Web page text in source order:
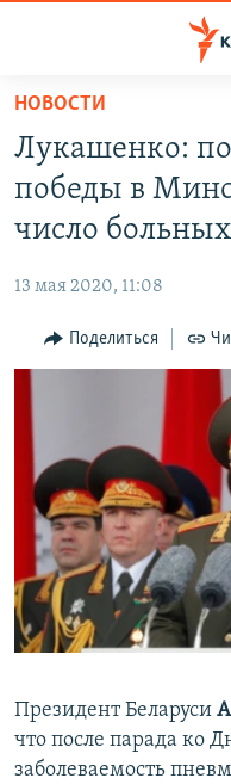
Вернуться
основному
содержанию
главной
Вернутся
поиску
СПЕЦПРОЕКТЫ
11 ЛЕТ ОККУПАЦИИ
ЕЩЕ
ИНТЕРАКТИВ
ТЕЛЕПРОЕКТ
СОВЕТЫ
ПРОПАВШИЕ БЕЗ ВЕСТИ
ПОБЕДИТЕЛЕЙ НЕ СУДЯТ?
КРЫМ.НЕПОКОРЕННЫЙ
ELIFBE
РАДІО СВОБОДА
КАК ОБОЙТИ
Українською
Qırımtatar
ПРИСОЕДИНЯЙТЕСЬ!
Все сайты RFE/RL
НОВОСТИ
Лукашенко:
победы в
число
13 мая 2020, 11:08
Поделиться
Президент Беларуси
что после парада ко
заболеваемость